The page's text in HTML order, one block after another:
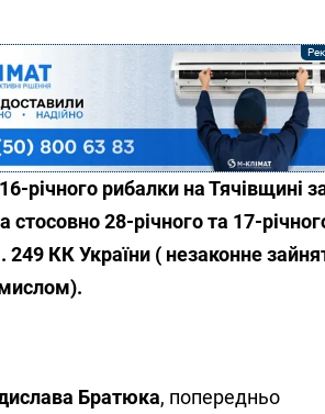
річного рибалки на Тячівщині
28-річного та 17-
249 КК України ( незаконне
Братюка, попередньо